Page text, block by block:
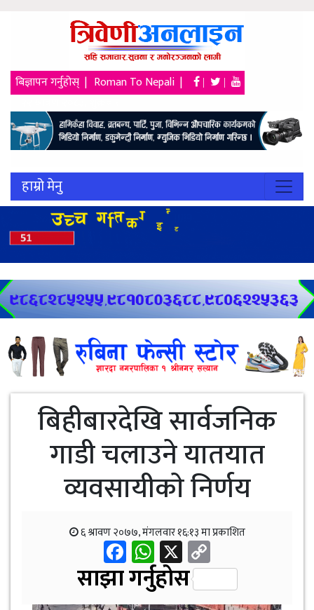
बिज्ञापन गर्नुहोस् | Roman To Nepali | | |
हाम्रो मेनु
बिहीबारदेखि सार्वजनिक
गाडी चलाउने यातयात
व्यवसायीकाे निर्णय
६ श्रावण २०७७, मंगलवार १६:१३ मा प्रकाशित
Facebook
WhatsApp
X
Link
साझा गर्नुहोस